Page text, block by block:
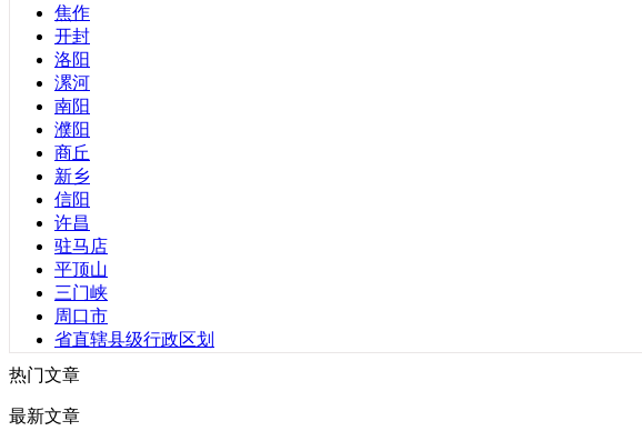
青海省
山东省
山西省
陕西省
四川省
云南省
焦作
开封
洛阳
漯河
南阳
濮阳
商丘
新乡
信阳
许昌
驻马店
平顶山
三门峡
周口市
省直辖县级行政区划
热门文章
最新文章